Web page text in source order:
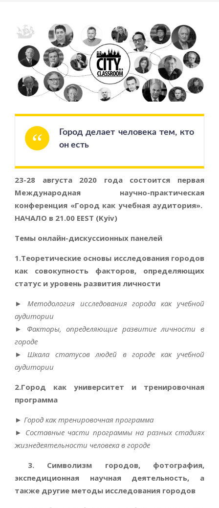
Город делает человека тем, кто
он есть
23-28 августа 2020 года состоится первая
Международная научно-практическая
конференция «Город как учебная аудитория».
НАЧАЛО в 21.00 EEST (Kyiv)
Темы онлайн-дискуссионных панелей
1.Теоретические основы исследования городов
как совокупность факторов, определяющих
статус и уровень развития личности
► Методология исследования города как учебной
аудитории
► Факторы, определяющие развитие личности в
городе
►Шкала статусов людей в городе как учебной
аудитории
2.Город как университет и тренировочная
программа
► Город как тренировочная программа
► Составные части программы на разных стадиях
жизнедеятельности человека в городе
3. Символизм городов, фотография,
экспедиционная научная деятельность, а
также другие методы исследования городов